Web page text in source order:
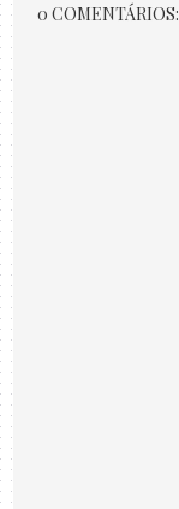
0 COMENTÁRIOS: